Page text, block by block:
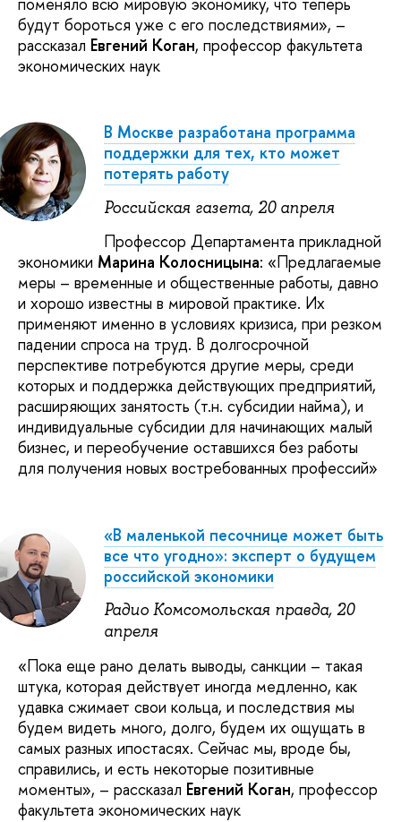
будут бороться уже с его последствиями», –
рассказал Евгений Коган, профессор факультета
экономических наук
В Москве разработана программа
поддержки для тех, кто может
потерять работу
Российская газета, 20 апреля
Профессор Департамента прикладной
экономики Марина Колосницына: «Предлагаемые
меры – временные и общественные работы, давно
и хорошо известны в мировой практике. Их
применяют именно в условиях кризиса, при резком
падении спроса на труд. В долгосрочной
перспективе потребуются другие меры, среди
которых и поддержка действующих предприятий,
расширяющих занятость (т.н. субсидии найма), и
индивидуальные субсидии для начинающих малый
бизнес, и переобучение оставшихся без работы
для получения новых востребованных профессий»
«В маленькой песочнице может быть
все что угодно»: эксперт о будущем
российской экономики
Радио Комсомольская правда, 20
апреля
«Пока еще рано делать выводы, санкции – такая
штука, которая действует иногда медленно, как
удавка сжимает свои кольца, и последствия мы
будем видеть много, долго, будем их ощущать в
самых разных ипостасях. Сейчас мы, вроде бы,
справились, и есть некоторые позитивные
моменты», – рассказал Евгений Коган, профессор
факультета экономических наук